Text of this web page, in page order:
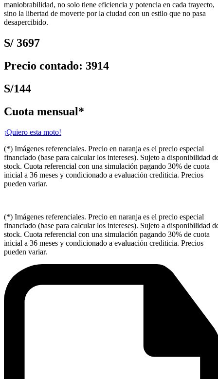
maniobrabilidad, no solo tiene eficiencia y potencia en cada trayecto,
sino la libertad de moverte por la ciudad con un estilo que no pasa
desapercibido.
S/ 3697
Precio contado: 3914
S/144
Cuota mensual*
¡Quiero esta moto!
(*) Imágenes referenciales. Precio en naranja es el precio especial
financiado (base para calcular los intereses). Sujeto a disponibilidad
stock. Cuota referencial con una simulación pagando 30% de cuota
inicial a 36 meses y condicionado a evaluación crediticia. Precios
pueden variar.
(*) Imágenes referenciales. Precio en naranja es el precio especial
financiado (base para calcular los intereses). Sujeto a disponibilidad
stock. Cuota referencial con una simulación pagando 30% de cuota
inicial a 36 meses y condicionado a evaluación crediticia. Precios
pueden variar.